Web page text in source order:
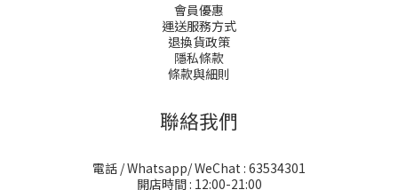
會員優惠
運送服務方式
退換貨政策
隱私條款
條款與細則
聯絡我們
電話 / Whatsapp/ WeChat : 63534301
開店時間 : 12:00-21:00